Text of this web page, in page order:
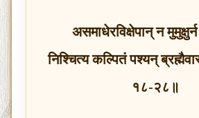
असमाधेरविक्षेपान् न
निश्चित्य कल्पितं पश्यन्
१८-२८॥